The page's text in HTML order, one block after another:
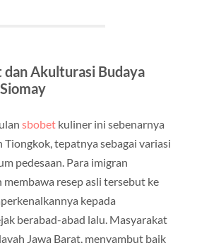
dan Akulturasi Budaya
sbobetkuliner ini sebenarnya
Tiongkok, tepatnya sebagai variasi
pedesaan. Para imigran
resep asli tersebut ke
kepada
berabad-abad lalu. Masyarakat
Jawa Barat, menyambut baik